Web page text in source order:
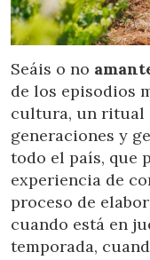
Location/hotel name
Seáis o no
de los episodios
cultura, un ritual
generaciones y
todo el país, que
experiencia de
proceso de
cuando está en
temporada,